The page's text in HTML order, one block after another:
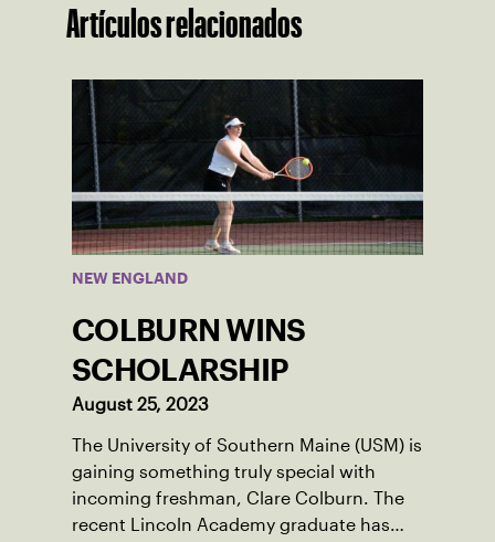
Artículos relacionados
NEW ENGLAND
COLBURN WINS
SCHOLARSHIP
August 25, 2023
The University of Southern Maine (USM) is
gaining something truly special with
incoming freshman, Clare Colburn. The
recent Lincoln Academy graduate has